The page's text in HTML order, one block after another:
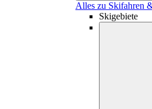
Alles zu Skifahren
Skigebiete